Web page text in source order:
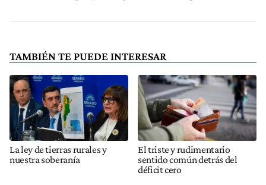
TAMBIÉN TE PUEDE INTERESAR
La ley de tierras rurales y
nuestra soberanía
El triste y rudimentario
sentido común detrás del
déficit cero